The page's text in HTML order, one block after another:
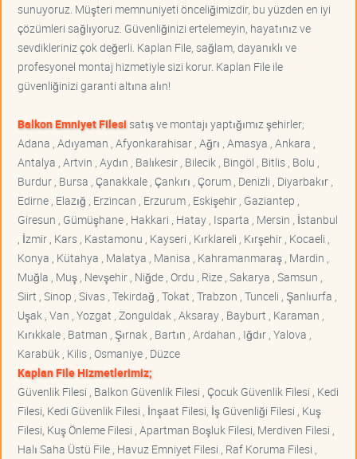
sunuyoruz. Müşteri memnuniyeti önceliğimizdir, bu yüzden en iyi
çözümleri sağlıyoruz. Güvenliğinizi ertelemeyin, hayatınız ve
sevdikleriniz çok değerli. Kaplan File, sağlam, dayanıklı ve
profesyonel montaj hizmetiyle sizi korur. Kaplan File ile
güvenliğinizi garanti altına alın!
Balkon Emniyet Filesisatış ve montajı yaptığımız şehirler;
Adana , Adıyaman , Afyonkarahisar , Ağrı , Amasya , Ankara ,
Antalya , Artvin , Aydın , Balıkesir , Bilecik , Bingöl , Bitlis , Bolu ,
Burdur , Bursa , Çanakkale , Çankırı , Çorum , Denizli , Diyarbakır ,
Edirne , Elazığ , Erzincan , Erzurum , Eskişehir , Gaziantep ,
Giresun , Gümüşhane , Hakkari , Hatay , Isparta , Mersin , İstanbul
, İzmir , Kars , Kastamonu , Kayseri , Kırklareli , Kırşehir , Kocaeli ,
Konya , Kütahya , Malatya , Manisa , Kahramanmaraş , Mardin ,
Muğla , Muş , Nevşehir , Niğde , Ordu , Rize , Sakarya , Samsun ,
Siirt , Sinop , Sivas , Tekirdağ , Tokat , Trabzon , Tunceli , Şanlıurfa ,
Uşak , Van , Yozgat , Zonguldak , Aksaray , Bayburt , Karaman ,
Kırıkkale , Batman , Şırnak , Bartın , Ardahan , Iğdır , Yalova ,
Karabük , Kilis , Osmaniye , Düzce
Kaplan File Hizmetlerimiz;
Güvenlik Filesi , Balkon Güvenlik Filesi , Çocuk Güvenlik Filesi , Kedi
Filesi, Kedi Güvenlik Filesi , İnşaat Filesi, İş Güvenliği Filesi , Kuş
Filesi, Kuş Önleme Filesi , Apartman Boşluk Filesi, Merdiven Filesi ,
Halı Saha Üstü File , Havuz Emniyet Filesi , Raf Koruma Filesi ,